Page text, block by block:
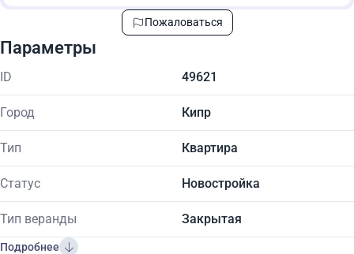
Пожаловаться
Параметры
ID 49621
Город Кипр
Тип Квартира
Статус Новостройка
Тип веранды Закрытая
Подробнее